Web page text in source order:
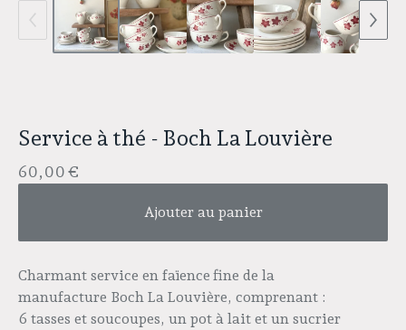
Service à thé - Boch La Louvière
60,00€
Ajouter au panier
Charmant service en faïence fine de la
manufacture Boch La Louvière, comprenant :
6 tasses et soucoupes, un pot à lait et un sucrier